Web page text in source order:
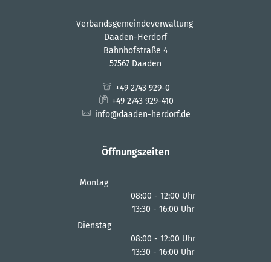
Verbandsgemeindeverwaltung
Daaden-Herdorf
Bahnhofstraße 4
57567 Daaden
+49 2743 929-0
+49 2743 929-410
info@daaden-herdorf.de
Öffnungszeiten
Montag
08:00 - 12:00 Uhr
Von 08:00 bis 12:00 Uhr
13:30 - 16:00 Uhr
Dienstag
08:00 - 12:00 Uhr
Von 08:00 bis 12:00 Uhr
13:30 - 16:00 Uhr